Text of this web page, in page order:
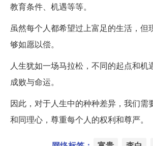
教育条件、机遇等等。
虽然每个人都希望过上富足的生活，但
够如愿以偿。
人生犹如一场马拉松，不同的起点和机
成败与命运。
因此，对于人生中的种种差异，我们需
和同理心，尊重每个人的权利和尊严。